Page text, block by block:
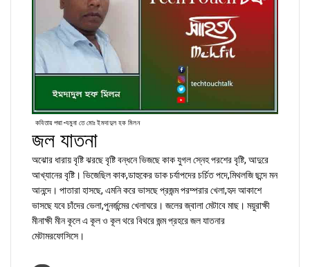
কবিতায় পদ্মা-যমুনা তে মোঃ ইমদাদুল হক মিলন
জল যাতনা
অঝোর ধারায় বৃষ্টি ঝরছে বৃষ্টি বন্ধনে ভিজছে কাক যুগল স্নেহ পরশের বৃষ্টি, আদুরে
আখ্যানের বৃষ্টি। ভিজেছিল কাক,ডাহুকের ডাক চর্যাপদের চর্চিত পদে,মিথলজি ছন্দে মন
আনন্দে। পাতারা হাসছে, এমনি করে ভাসছে প্রজন্ম পরম্পরার খেলা,হৃদ আকাশে
ভাসছে যবে চাঁদের ভেলা,পুনর্জন্মের খেলাঘরে। জলের জ্বালা মেটাবে মাছ। ময়ুরাক্ষী
মীনাক্ষী মীন কূলে এ কূল ও কূল থরে বিথরে জন্ম প্রহরে জল যাতনার
মেটামরফোসিসে।